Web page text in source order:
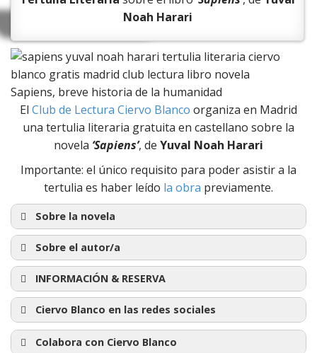
Noah Harari
Sapiens, breve historia de la humanidad
El Club de Lectura Ciervo Blanco organiza en Madrid
una tertulia literaria gratuita en castellano sobre la
novela ‘Sapiens’, de Yuval Noah Harari
Importante: el único requisito para poder asistir a la
tertulia es haber leído la obra previamente.
Sobre la novela
Sobre el autor/a
Yuval
Noah
Harari
INFORMACIÓN & RESERVA
‘Sapiens’
Ciervo Blanco en las redes sociales
Únete en Meetup
Colabora con Ciervo Blanco